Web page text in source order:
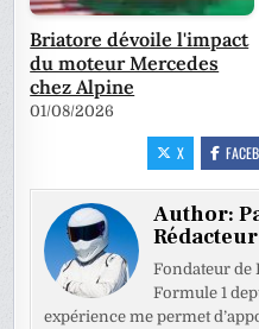
Briatore dévoile l'impact
du moteur Mercedes
chez Alpine
01/08/2026
X
Author:
Fondateur de
Formule 1
expérience me permet